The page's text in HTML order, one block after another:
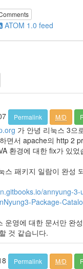
ATOM 1.0 feed
Permalink M/D
가 안녕 리눅스 3으
면서 apache의 http 2
환경에 대한 fix가 있었
스 패키지 일람이 완성
annyung-3-
Package-
운영에 대한 문서만 완
것 같습니다.
Permalink M/D